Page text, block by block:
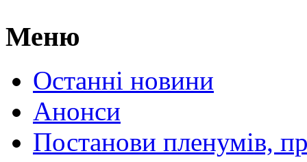
Меню
Останні новини
Анонси
Постанови пленумів,